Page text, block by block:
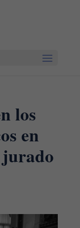
los
en